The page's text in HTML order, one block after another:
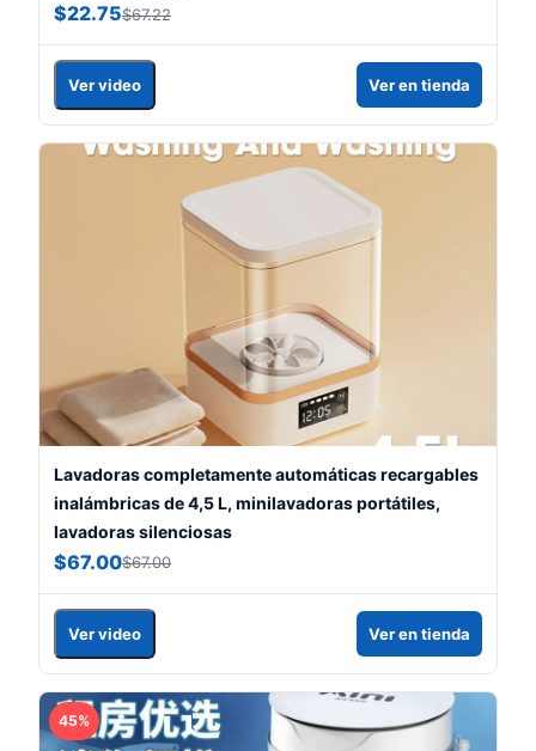
$22.75$67.22
Ver video Ver en tienda
Lavadoras completamente automáticas recargables
inalámbricas de 4,5 L, minilavadoras portátiles,
lavadoras silenciosas
$67.00$67.00
Ver video Ver en tienda
45%